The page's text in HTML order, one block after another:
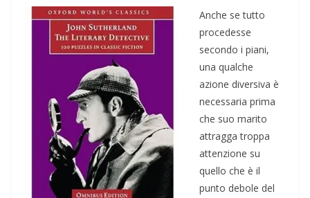
Anche se tutto
procedesse
secondo i piani,
una qualche
azione diversiva è
necessaria prima
che suo marito
attragga troppa
attenzione su
quello che è il
punto debole del